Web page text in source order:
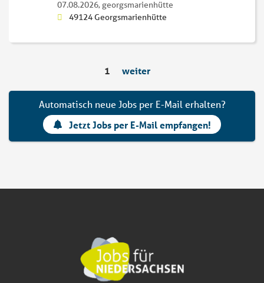
07.08.2026,georgsmarienhütte
49124 Georgsmarienhütte
1 weiter
Automatisch neue Jobs per E-Mail erhalten?
Jetzt Jobs per E-Mail empfangen!